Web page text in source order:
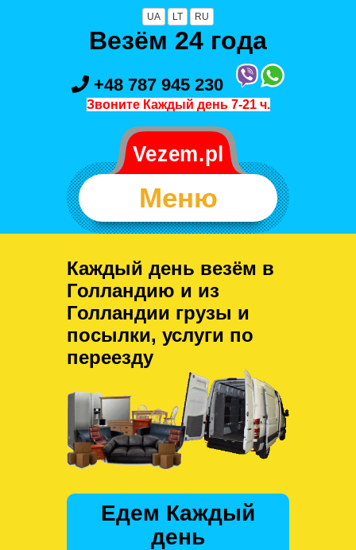
UA LT RU
Везём 24 года
+48 787 945 230
Звоните Каждый день 7-21 ч.
Меню
Каждый день везём в
Голландию и из
Голландии грузы и
посылки, услуги по
переезду
Едем Каждый
день